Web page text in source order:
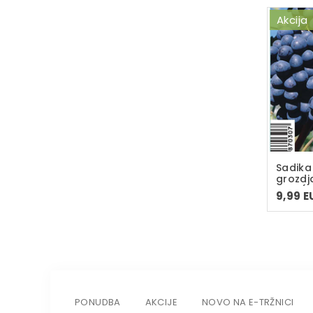
C-
9,99
Akcija
PONUDBA AKCIJE NOVO NA E-TRŽNICI